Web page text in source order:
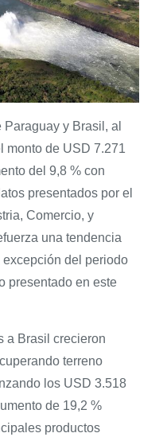
y Brasil, al
monto de USD 7.271
del 9,8 % con
presentados por el
Comercio, y
una tendencia
del periodo
presentado en este
a Brasil crecieron
terreno
los USD 3.518
de 19,2 %
productos